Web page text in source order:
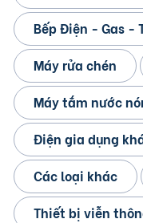
Bếp Điện - Gas -
Máy rửa chén
Máy tắm nước
Điện gia dụng
Các loại khác
Thiết bị viễn